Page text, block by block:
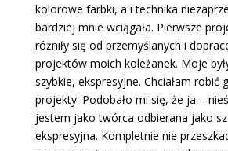
kolorowe farbki, a i technika
bardziej mnie wciągała. Pierwsze
różniły się od przemyślanych i
projektów moich koleżanek. Moje
szybkie, ekspresyjne. Chciałam robić
projekty. Podobało mi się, że ja –
jestem jako twórca odbierana jako
ekspresyjna. Kompletnie nie